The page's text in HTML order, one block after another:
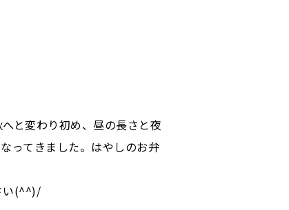
と変わり初め、昼の長さと夜
ってきました。はやしのお弁
い(^^)/